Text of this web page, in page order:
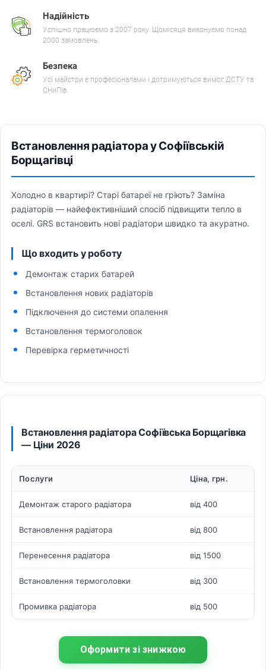
Надійність
Успішно працюємо з 2007 року. Щомісяця виконуємо понад
2000 замовлень.
Безпека
Усі майстри є професіоналами і дотримуються вимог ДСТУ та
СНиПів.
Встановлення радіатора у Софіївській
Борщагівці
Холодно в квартирі? Старі батареї не гріють? Заміна
радіаторів — найефективніший спосіб підвищити тепло в
оселі. GRS встановить нові радіатори швидко та акуратно.
Що входить у роботу
Демонтаж старих батарей
Встановлення нових радіаторів
Підключення до системи опалення
Встановлення термоголовок
Перевірка герметичності
Встановлення радіатора Софіївська Борщагівка
— Ціни 2026
Послуги Ціна, грн.
Демонтаж старого радіатора від 400
Встановлення радіатора від 800
Перенесення радіатора від 1500
Встановлення термоголовки від 300
Промивка радіатора від 500
Оформити зі знижкою